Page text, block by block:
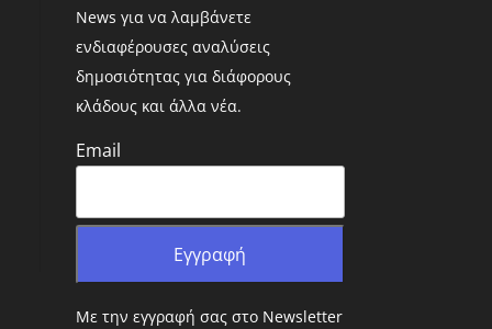
News για να λαμβάνετε
ενδιαφέρουσες αναλύσεις
δημοσιότητας για διάφορους
κλάδους και άλλα νέα.
Email
Με την εγγραφή σας στο Newsletter